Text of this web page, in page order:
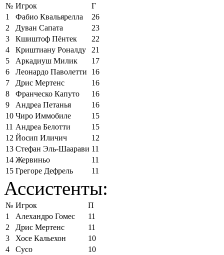
№ Игрок
Г
1
Фабио Квальярелла
26
2
Дуван Сапата
23
3
Кшиштоф Пёнтек
22
4
Криштиану Роналду
21
5
Аркадиуш Милик
17
6
Леонардо Паволетти
16
7
Дрис Мертенс
16
8
Франческо Капуто
16
9
Андреа Петанья
16
10 Чиро Иммобиле
15
11 Андреа Белотти
15
12 Йосип Иличич
12
13 Стефан Эль-Шаарави 11
14 Жервиньо
11
15 Грегоре Дефрель 11
Ассистенты:
№ Игрок
П
1
Алехандро Гомес
11
2
Дрис Мертенс
11
3
Хосе Кальехон
10
4
Сусо
10